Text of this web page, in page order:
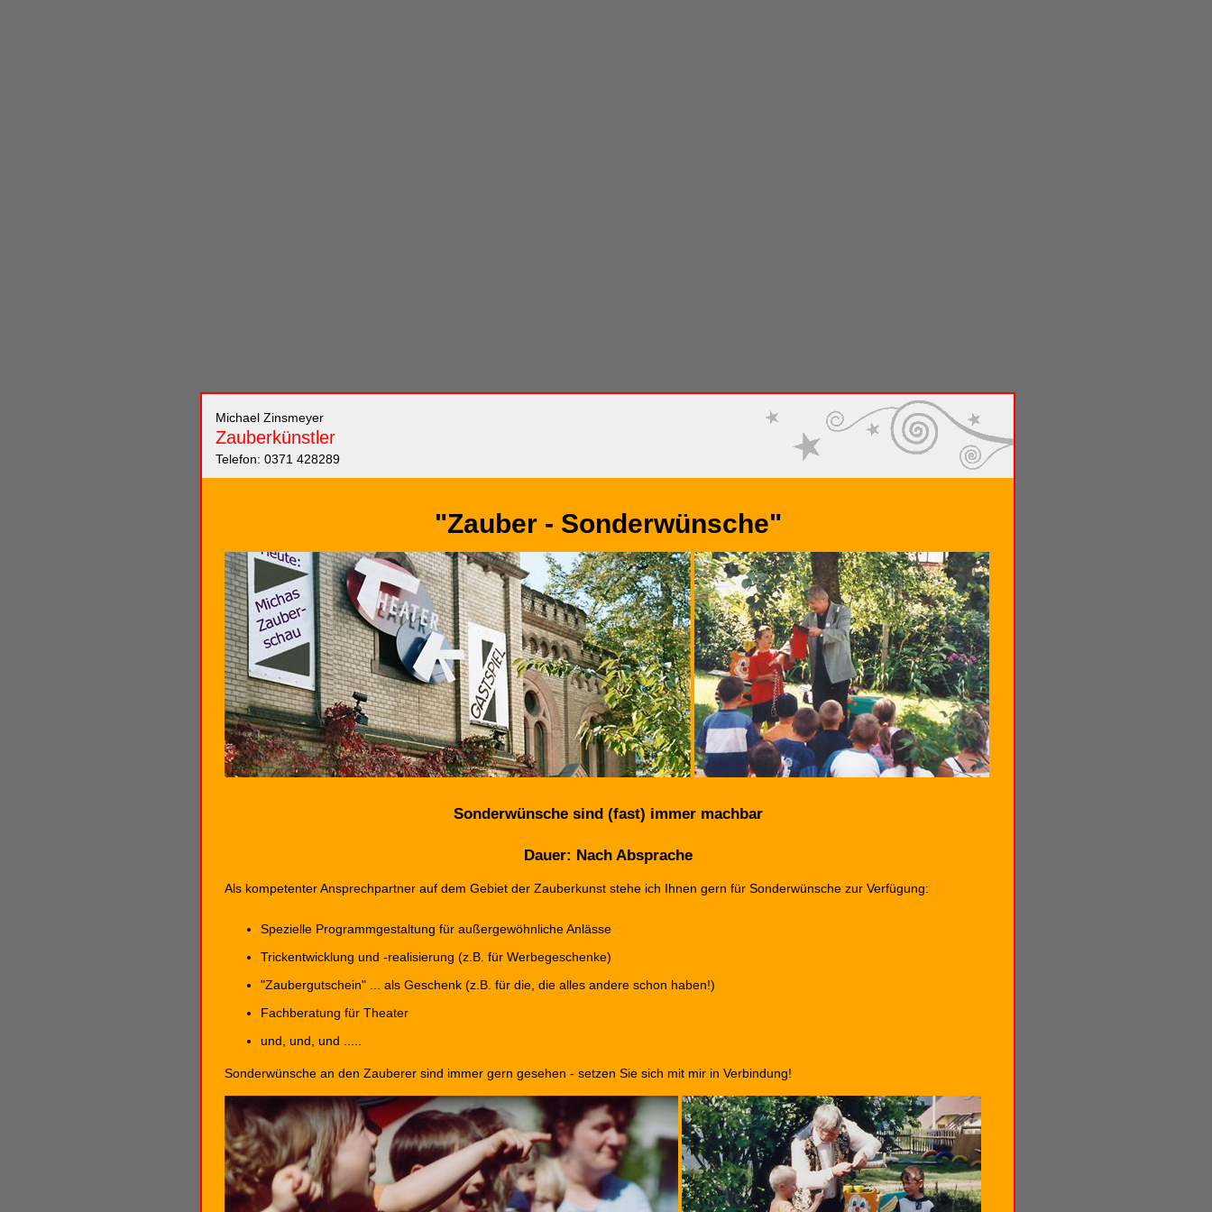
Michael Zinsmeyer
Zauberkünstler
Telefon: 0371 428289
"Zauber - Sonderwünsche"
Sonderwünsche sind (fast) immer machbar
Dauer: Nach Absprache
Als kompetenter Ansprechpartner auf dem Gebiet der Zauberkunst stehe ich Ihnen gern für Sonderwünsche zur Verfügung:
Spezielle Programmgestaltung für außergewöhnliche Anlässe
Trickentwicklung und -realisierung (z.B. für Werbegeschenke)
"Zaubergutschein" ... als Geschenk (z.B. für die, die alles andere schon haben!)
Fachberatung für Theater
und, und, und .....
Sonderwünsche an den Zauberer sind immer gern gesehen - setzen Sie sich mit mir in Verbindung!